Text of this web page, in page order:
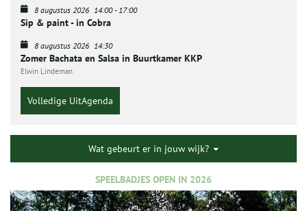
8 augustus 2026 14:00- 17:00
Sip & paint - in Cobra
8 augustus 2026 14:30
Zomer Bachata en Salsa in Buurtkamer KKP
Elwin Lindeman
Volledige UitAgenda
Wat gebeurt er in jouw wijk?
SPEELBADJES OPEN IN 2026